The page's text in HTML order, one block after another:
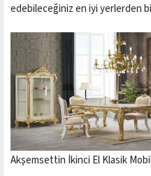
edebileceğiniz en iyi yerlerden
Akşemsettin İkinci El Klasik